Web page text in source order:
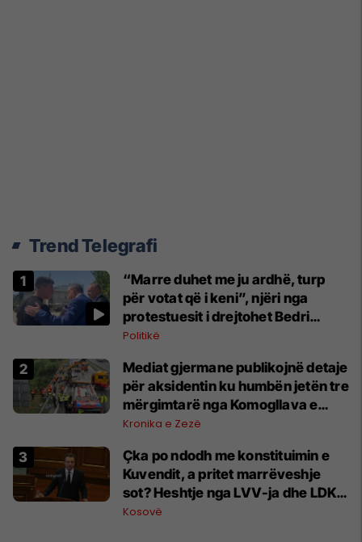
Trend Telegrafi
“Marre duhet me ju ardhë, turp
për votat që i keni”, njëri nga
protestuesit i drejtohet Bedri
Hamzës
Politikë
Mediat gjermane publikojnë detaje
për aksidentin ku humbën jetën tre
mërgimtarë nga Komogllava e
Ferizajt
Kronika e Zezë
Çka po ndodh me konstituimin e
Kuvendit, a pritet marrëveshje
sot? Heshtje nga LVV-ja dhe LDK-
ja
Kosovë